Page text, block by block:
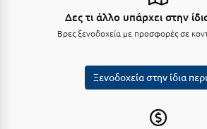
Δες τι άλλο υπάρχει στην
Βρες ξενοδοχεία με προσφορές σε
Ξενοδοχεία στην ίδια